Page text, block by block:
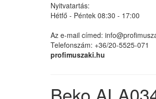
Nyitvatartás:
Hétfő - Péntek 08:30 - 17:00
Az e-mail címed:
Telefonszám: +36/20-5525-071
profimuszaki.hu